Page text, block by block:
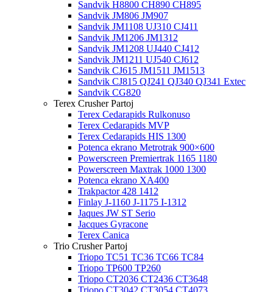
Sandvik H8800 CH890 CH895
Sandvik JM806 JM907
Sandvik JM1108 UJ310 CJ411
Sandvik JM1206 JM1312
Sandvik JM1208 UJ440 CJ412
Sandvik JM1211 UJ540 CJ612
Sandvik CJ615 JM1511 JM1513
Sandvik CJ815 QJ241 QJ340 QJ341 Extec
Sandvik CG820
Terex Crusher Partoj
Terex Cedarapids Rulkonuso
Terex Cedarapids MVP
Terex Cedarapids HIS 1300
Potenca ekrano Metrotrak 900×600
Powerscreen Premiertrak 1165 1180
Powerscreen Maxtrak 1000 1300
Potenca ekrano XA400
Trakpactor 428 1412
Finlay J-1160 J-1175 I-1312
Jaques JW ST Serio
Jacques Gyracone
Terex Canica
Trio Crusher Partoj
Triopo TC51 TC36 TC66 TC84
Triopo TP600 TP260
Triopo CT2036 CT2436 CT3648
Triopo CT3042 CT3054 CT4073